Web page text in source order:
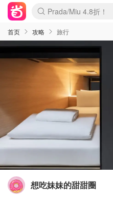
麦卢卡蜂蜜夏促！个
Prada/Miu 4.8折！
啥？必胜客披萨5折！
首页 攻略 旅行
想吃妹妹的甜甜圈